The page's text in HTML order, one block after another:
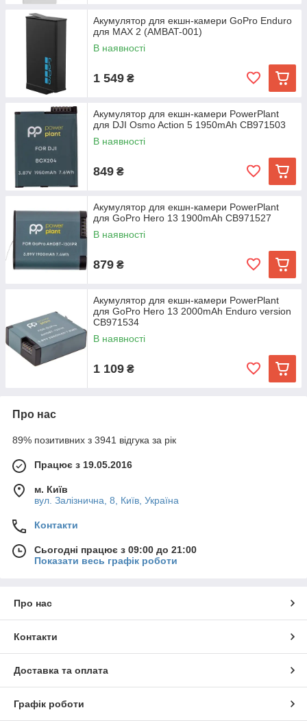
Акумулятор для екшн-камери GoPro Enduro
для MAX 2 (AMBAT-001)
В наявності
1 549 ₴
Акумулятор для екшн-камери PowerPlant
для DJI Osmo Action 5 1950mAh CB971503
В наявності
849 ₴
Акумулятор для екшн-камери PowerPlant
для GoPro Hero 13 1900mAh CB971527
В наявності
879 ₴
Акумулятор для екшн-камери PowerPlant
для GoPro Hero 13 2000mAh Enduro version
CB971534
В наявності
1 109 ₴
Про нас
89% позитивних з 3941 відгука за рік
Працює з 19.05.2016
м. Київ
вул. Залізнична, 8, Київ, Україна
Контакти
Сьогодні працює з 09:00 до 21:00
Показати весь графік роботи
Про нас
Контакти
Доставка та оплата
Графік роботи